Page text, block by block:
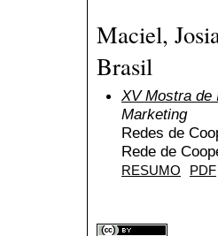
Maciel,
Brasil
XV Mostra de
Marketing
Redes de
Rede de
RESUMO PDF